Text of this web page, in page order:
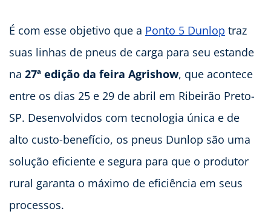
É com esse objetivo que a Ponto 5 Dunlop traz
suas linhas de pneus de carga para seu estande
na 27ª edição da feira Agrishow, que acontece
entre os dias 25 e 29 de abril em Ribeirão Preto-
SP. Desenvolvidos com tecnologia única e de
alto custo-benefício, os pneus Dunlop são uma
solução eficiente e segura para que o produtor
rural garanta o máximo de eficiência em seus
processos.